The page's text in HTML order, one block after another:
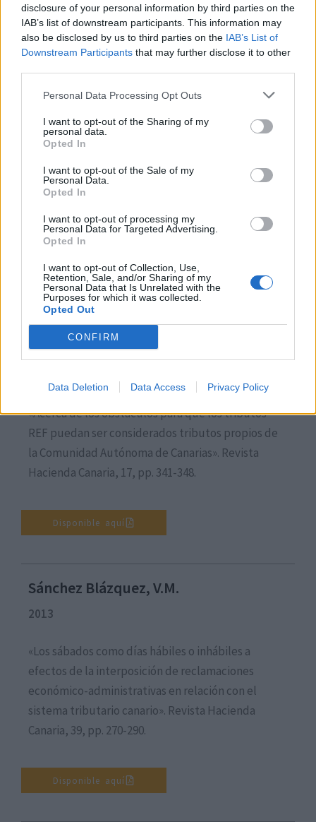
disclosure of your personal information by third parties on the
IAB’s list of downstream participants. This information may
also be disclosed by us to third parties on the IAB’s List of
Downstream Participants that may further disclose it to other
Personal Data Processing Opt Outs
I want to opt-out of the Sharing of my
personal data.
Opted In
I want to opt-out of the Sale of my
Personal Data.
Opted In
I want to opt-out of processing my
Personal Data for Targeted Advertising.
Opted In
I want to opt-out of Collection, Use,
Retention, Sale, and/or Sharing of my
Personal Data that Is Unrelated with the
Purposes for which it was collected.
Opted Out
CONFIRM
Data Deletion Data Access Privacy Policy
Sánchez Blázquez, V.M.
2016
«Compatibilidad del régimen especial de la Zona
Canarias (comentario a la Sentencia del Tribunal
Superior de Justicia de Canarias de 8 de marzo de
2016)». Revista Hacienda Canaria, 45, pp. 399-414.
Disponible aquí
Hernández González, F.
«Acerca de los obstáculos para que los tributos
REF puedan ser considerados tributos propios de
la Comunidad Autónoma de Canarias». Revista
Hacienda Canaria, 17, pp. 341-348.
Disponible aquí
Sánchez Blázquez, V.M.
2013
«Los sábados como días hábiles o inhábiles a
efectos de la interposición de reclamaciones
económico-administrativas en relación con el
sistema tributario canario». Revista Hacienda
Canaria, 39, pp. 270-290.
Disponible aquí